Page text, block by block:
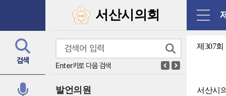
서산시의회
검색
Enter키로 다음 검색
발언의원
제307
서산시